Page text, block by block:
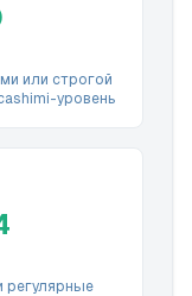
или строгой
уровень
регулярные